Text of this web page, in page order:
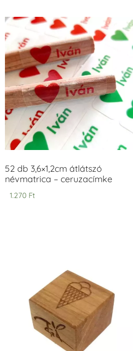
52 db 3,6×1,2cm átlátszó
névmatrica – ceruzacímke
1.270 Ft